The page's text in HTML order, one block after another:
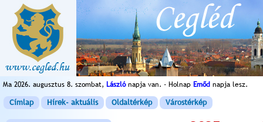
Ma 2026. augusztus 8. szombat, Lászlónapja van. - Holnap Emőd napja lesz.
Címlap Hírek- aktuális Oldaltérkép Várostérkép